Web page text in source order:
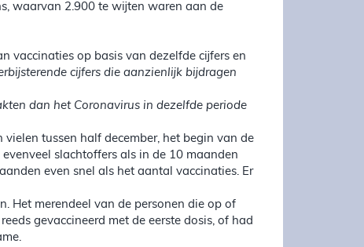
waarvan 2.900 te wijten waren aan de
vaccinaties op basis van dezelfde cijfers en
cijfers die aanzienlijk bijdragen
dan het Coronavirus in dezelfde periode
tussen half december, het begin van de
slachtoffers als in de 10 maanden
even snel als het aantal vaccinaties. Er
Het merendeel van de personen die op of
gevaccineerd met de eerste dosis, of had